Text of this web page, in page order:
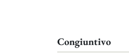
Congiuntivo